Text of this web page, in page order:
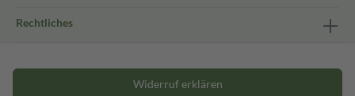
Rechtliches
Widerruf erklären